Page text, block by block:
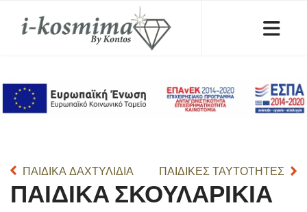
ΠΑΙΔΙΚΑ ΔΑΧΤΥΛΙΔΙΑ ΠΑΙΔΙΚΕΣ ΤΑΥΤΟΤΗΤΕΣ
ΠΑΙΔΙΚΑ ΣΚΟΥΛΑΡΙΚΙΑ